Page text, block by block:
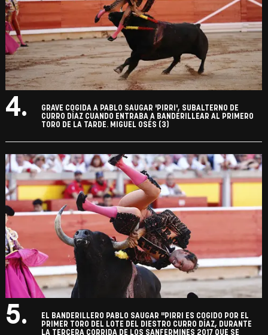
4.
GRAVE COGIDA A PABLO SAUGAR 'PIRRI', SUBALTERNO DE
CURRO DÍAZ CUANDO ENTRABA A BANDERILLEAR AL PRIMERO
TORO DE LA TARDE. MIGUEL OSÉS (3)
5.
EL BANDERILLERO PABLO SAUGAR "PIRRI ES COGIDO POR EL
PRIMER TORO DEL LOTE DEL DIESTRO CURRO DÍAZ, DURANTE
LA TERCERA CORRIDA DE LOS SANFERMINES 2017 QUE SE